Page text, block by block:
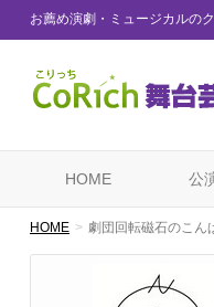
お薦め演劇・ミュージカルの
HOME 公
HOME 劇団回転磁石のこん